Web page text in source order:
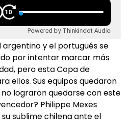
10
Powered by Thinkindot Audio
argentino y el portugués se
por intentar marcar más
pero esta Copa de
ellos. Sus equipos quedaron
no lograron quedarse con este
Philippe Mexes
sublime chilena ante el